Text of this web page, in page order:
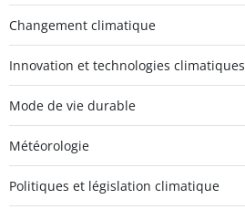
Changement climatique
Innovation et technologies climatiques
Mode de vie durable
Météorologie
Politiques et législation climatique